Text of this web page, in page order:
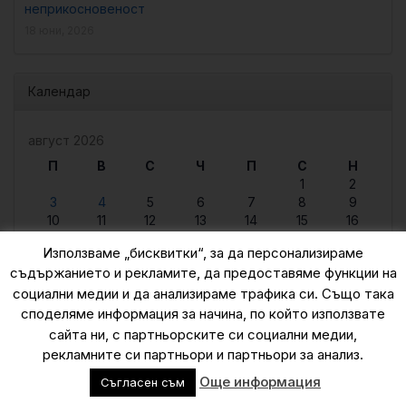
неприкосновеност
Календар
август 2026
П
В С Ч П С
Н
1
2
3
4 5 6 7 8
9
10
11 12 13 14 15
16
24
25 26 27 28 29
30
31
« юни
© 2015 — 2026
zanaukata.eu
Използваме „бисквитки“, за да персонализираме
съдържанието и рекламите, да предоставяме функции на
социални медии и да анализираме трафика си. Също така
споделяме информация за начина, по който използвате
сайта ни, с партньорските си социални медии,
рекламните си партньори и партньори за анализ.
Съгласен съм Още информация